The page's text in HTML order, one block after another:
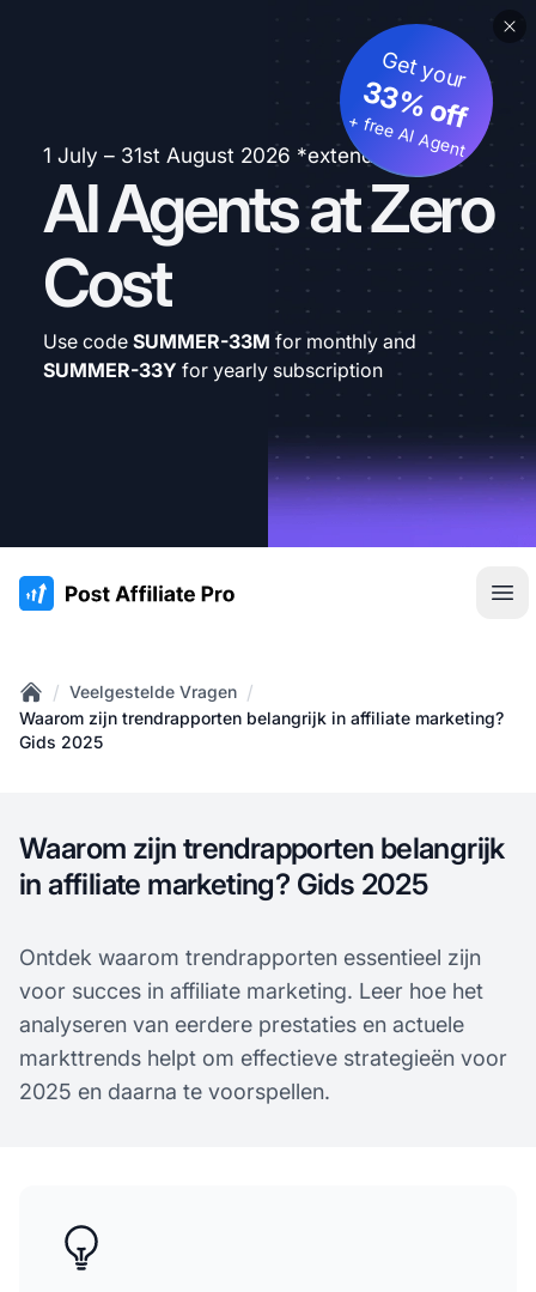
1 July – 31st August 2026 *extended
AI Agents at Zero
Cost
Get your
33% off
+ free AI Agent
Use code SUMMER-33M for monthly and
SUMMER-33Y for yearly subscription
:site.title
Home
/ Veelgestelde Vragen /
Waarom zijn trendrapporten belangrijk in affiliate marketing?
Gids 2025
Waarom zijn trendrapporten belangrijk
in affiliate marketing? Gids 2025
Ontdek waarom trendrapporten essentieel zijn
voor succes in affiliate marketing. Leer hoe het
analyseren van eerdere prestaties en actuele
markttrends helpt om effectieve strategieën voor
2025 en daarna te voorspellen.